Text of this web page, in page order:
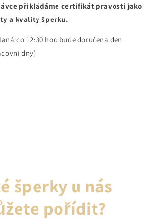
přikládáme certifikát pravosti jako
a kvality šperku.
do 12:30 hod bude doručena den
dny)
šperky u nás
pořídit?